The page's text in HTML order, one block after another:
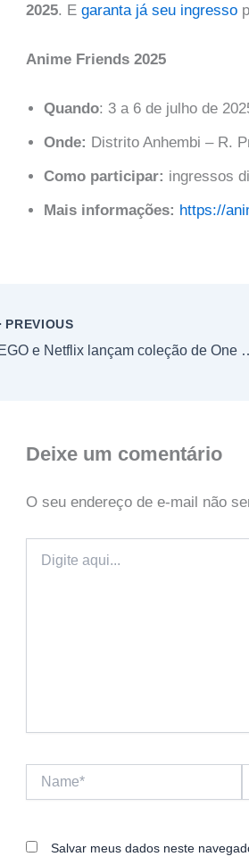
2025. Egaranta já seu ingresso
Anime Friends 2025
Quando: 3 a 6 de julho de
Onde: Distrito Anhembi – R.
Como participar: ingressos
Mais informações: https://
PREVIOUS
LEGO e Netflix lançam
Deixe um comentário
O seu endereço de e-mail não
aqui...
Name*
Salvar meus dados neste